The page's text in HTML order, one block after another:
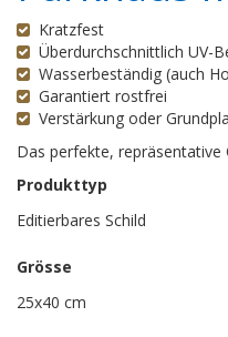
Kratzfest
Überdurchschnittlich UV-
Wasserbeständig (auch
Garantiert rostfrei
Verstärkung oder
Das perfekte,
Produkttyp
Editierbares Schild
Grösse
25x40 cm